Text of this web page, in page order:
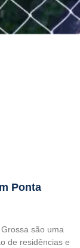
Ponta
são uma
de residências e